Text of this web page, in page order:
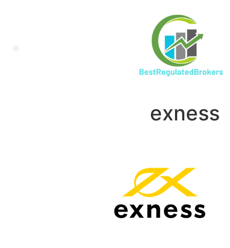
exness